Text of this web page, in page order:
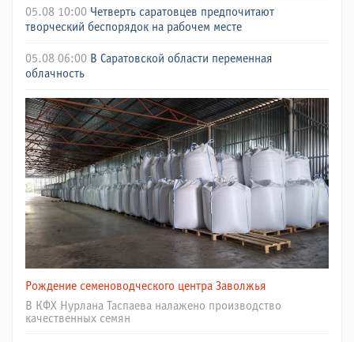
05.08 10:00 Четверть саратовцев предпочитают
творческий беспорядок на рабочем месте
05.08 06:00 В Саратовской области переменная
облачность
Рождение семеноводческого центра Заволжья
В КФХ Нурлана Таспаева налажено производство
качественных семян